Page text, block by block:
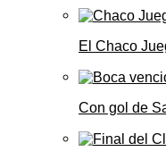
El Chaco
Con gol de